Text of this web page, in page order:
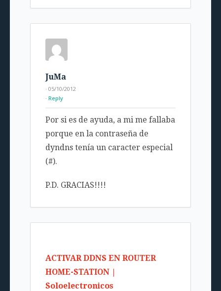
JuMa
· 05/10/2012
Reply
Por si es de ayuda, a mi me fallaba
porque en la contraseña de
dyndns tenía un caracter especial
(#).
P.D. GRACIAS!!!!
ACTIVAR DDNS EN ROUTER
HOME-STATION |
Soloelectronicos